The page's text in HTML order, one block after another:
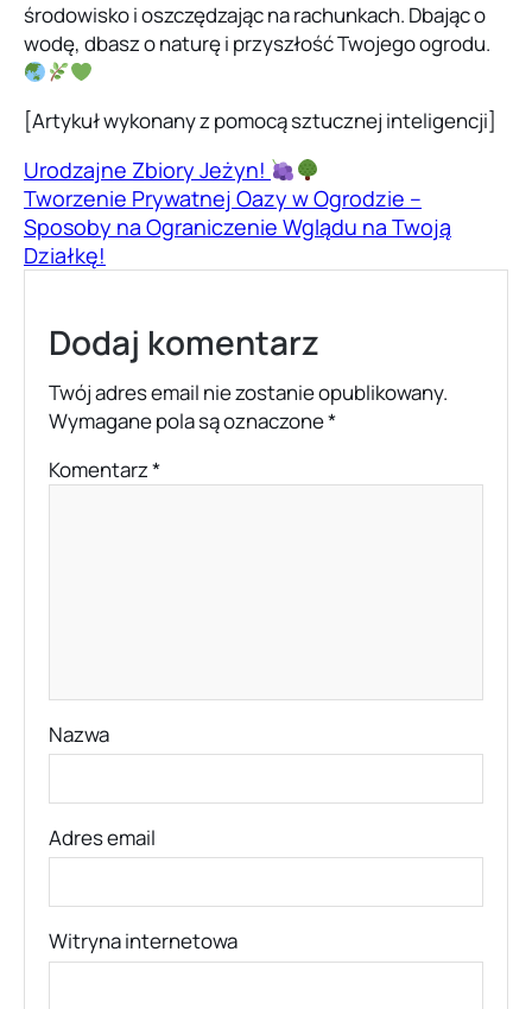
środowisko i oszczędzając na rachunkach. Dbając o
wodę, dbasz o naturę i przyszłość Twojego ogrodu.
[Artykuł wykonany z pomocą sztucznej inteligencji]
Urodzajne Zbiory Jeżyn!
Tworzenie Prywatnej Oazy w Ogrodzie –
Sposoby na Ograniczenie Wglądu na Twoją
Działkę!
Dodaj komentarz
Twój adres email nie zostanie opublikowany.
Wymagane pola są oznaczone*
Komentarz*
Nazwa
Adres email
Witryna internetowa